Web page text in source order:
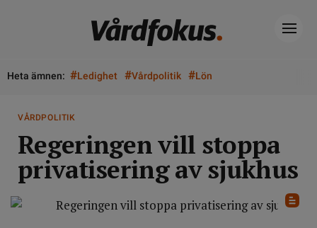
Heta ämnen: #Ledighet #Vårdpolitik #Lön
VÅRDPOLITIK
Regeringen vill stoppa
privatisering av sjukhus